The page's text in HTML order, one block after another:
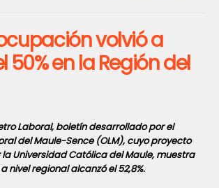
volvió a
50% en la Región del
Laboral, boletín desarrollado por el
del Maule-Sence (OLM), cuyo proyecto
Universidad Católica del Maule, muestra
nivel regional alcanzó el 52,8%.